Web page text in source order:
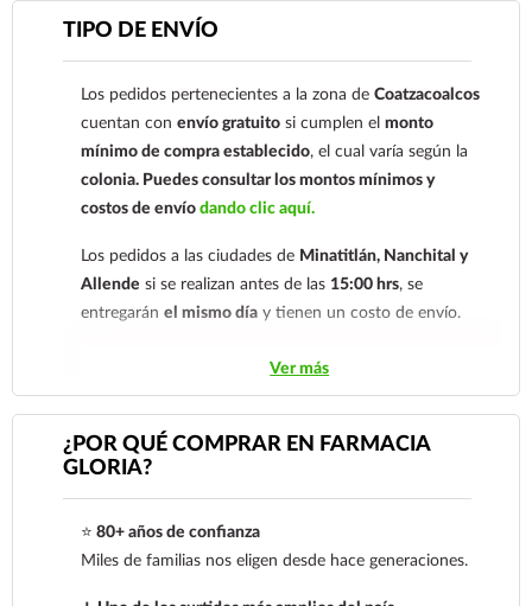
Para esta forma de pago el cliente deberá enviar su
comprobante de pago a al siguiente correo
nuestro
921 261 8491
TIPO DE ENVÍO
Los pedidos pertenecientes a la zona deCoatzacoalcos
cuentan conenvío gratuito si cumplen elmonto
mínimo de compra establecido, el cual varía según la
colonia. Puedes consultar los montos mínimos y
costos de envíodando clic aquí.
Los pedidos a las ciudades de Minatitlán, Nanchital y
Allende si se realizan antes de las 15:00 hrs, se
entregaránel mismo día y tienen un costo de envío.
Los pedidos de otras localidades se envían mediante
.Sólo hacemos envíos en el territorio
nacional.
económica. En la tarifa nacional al día siguiente, los
pedidos deben realizarseantes de las 14:00 hrs.El
tiempo de entrega de la tarifa económica es de
Ver más
¿POR QUÉ COMPRAR EN FARMACIA
GLORIA?
⭐ 80+ años de confianza
Miles de familias nos eligen desde hace generaciones.